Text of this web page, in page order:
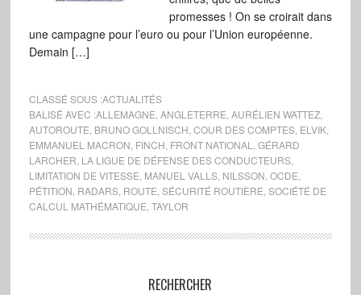
promesses ! On se croirait dans
une campagne pour l’euro ou pour l’Union européenne.
Demain […]
CLASSÉ SOUS :ACTUALITÉS
BALISÉ AVEC :ALLEMAGNE ANGLETERRE AURÉLIEN WATTEZ,
AUTOROUTE BRUNO GOLLNISCH COUR DES COMPTES, ELVIK,
EMMANUEL MACRON FINCH FRONT NATIONAL
GÉRARD
LARCHER LA LIGUE DE DÉFENSE DES CONDUCTEURS,
LIMITATION DE VITESSE MANUEL VALLS, NILSSON OCDE
PÉTITION RADARS, ROUTE SÉCURITÉ ROUTIÈRE SOCIÉTÉ DE
CALCUL MATHÉMATIQUE TAYLOR
RECHERCHER